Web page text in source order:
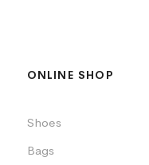
ONLINE SHOP
Shoes
Bags